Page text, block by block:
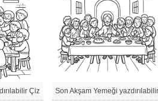
Çiz Son Akşam Yemeği yazdırılabilir